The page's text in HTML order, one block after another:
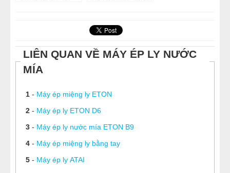
LIÊN QUAN VỀ MÁY ÉP LY NƯỚC
MÍA
1- Máy ép miệng ly ETON
2- Máy ép ly ETON D6
3- Máy ép ly nước mía ETON B9
4- Máy ép miệng ly bằng tay
5- Máy ép ly ATAI